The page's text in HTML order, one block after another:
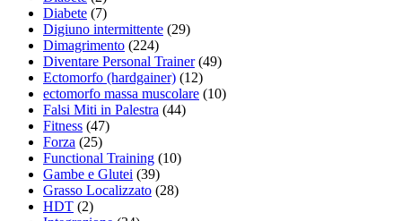
Diabete (7)
Digiuno intermittente (29)
Dimagrimento (224)
Diventare Personal Trainer(49)
Ectomorfo (hardgainer) (12)
ectomorfo massa muscolare (10)
Falsi Miti in Palestra (44)
Fitness (47)
Forza (25)
Functional Training (10)
Gambe e Glutei (39)
Grasso Localizzato (28)
HDT (2)